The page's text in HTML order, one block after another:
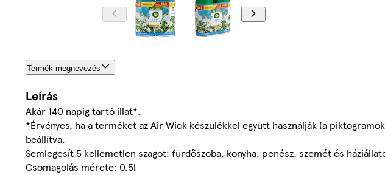
Termék megnevezés
Leírás
Akár 140 napig tartó illat*.
*Érvényes, ha a terméket az Air Wick készülékkel együtt használják (a
beállítva.
Semlegesít 5 kellemetlen szagot: fürdőszoba, konyha, penész, szemét és
Csomagolás mérete: 0.5l